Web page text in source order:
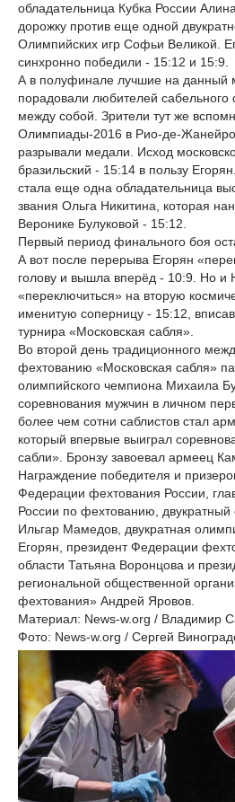
обладательница Кубка России
дорожку против еще одной
Олимпийских игр Софьи Великой.
синхронно победили - 15:12 и 15:9.
А в полуфинале лучшие на данный
порадовали любителей сабельного
между собой. Зрители тут же
Олимпиады-2016 в Рио-де-
разрывали медали. Исход
бразильский - 15:14 в пользу
стала еще одна обладательница
звания Ольга Никитина, которая
Веронике Булуковой - 15:12.
Первый период финального боя
А вот после перерыва Егорян
голову и вышла вперёд - 10:9. Но и
«переключиться» на вторую
именитую соперницу - 15:12,
турнира «Московская сабля».
Во второй день традиционного
фехтованию «Московская сабля»
олимпийского чемпиона Михаила
соревнования мужчин в личном
более чем сотни саблистов стал
который впервые выиграл
сабли». Бронзу завоевал армеец
Награждение победителя и
Федерации фехтования России,
России по фехтованию,
Ильгар Мамедов, двукратная
Егорян, президент Федерации
области Татьяна Воронцова и
региональной общественной
фехтования» Андрей Яровов.
Материал: News-w.org / Владимир
Фото: News-w.org / Сергей